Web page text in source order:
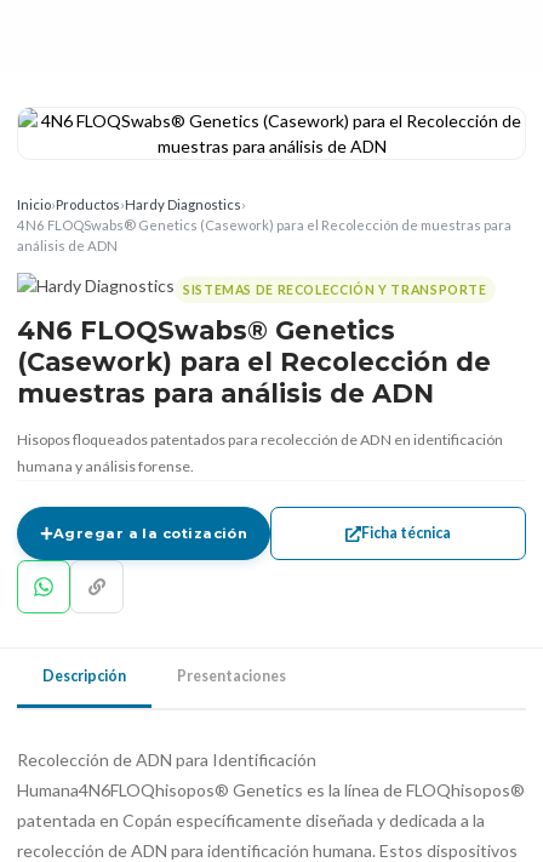
Inicio›Productos›Hardy Diagnostics›
4N6 FLOQSwabs® Genetics (Casework) para el Recolección de muestras para
análisis de ADN
SISTEMAS DE RECOLECCIÓN Y TRANSPORTE
4N6 FLOQSwabs® Genetics
(Casework) para el Recolección de
muestras para análisis de ADN
Hisopos floqueados patentados para recolección de ADN en identificación
humana y análisis forense.
Agregar a la cotización Ficha técnica
Descripción Presentaciones
Recolección de ADN para Identificación
Humana4N6FLOQhisopos® Genetics es la línea de FLOQhisopos®
patentada en Copán específicamente diseñada y dedicada a la
recolección de ADN para identificación humana. Estos dispositivos